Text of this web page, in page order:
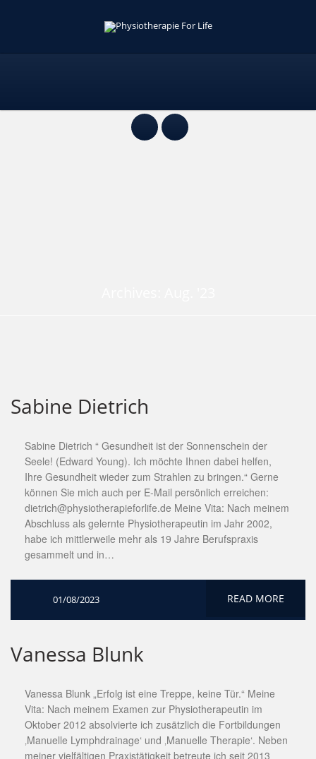
Sabine Dietrich
Sabine Dietrich “ Gesundheit ist der Sonnenschein der
Seele! (Edward Young). Ich möchte Ihnen dabei helfen,
Ihre Gesundheit wieder zum Strahlen zu bringen.“ Gerne
können Sie mich auch per E-Mail persönlich erreichen:
dietrich@physiotherapieforlife.de Meine Vita: Nach meinem
Abschluss als gelernte Physiotherapeutin im Jahr 2002,
habe ich mittlerweile mehr als 19 Jahre Berufspraxis
gesammelt und in…
READ MORE
01/08/2023
Vanessa Blunk
Vanessa Blunk „Erfolg ist eine Treppe, keine Tür.“ Meine
Vita: Nach meinem Examen zur Physiotherapeutin im
Oktober 2012 absolvierte ich zusätzlich die Fortbildungen
‚Manuelle Lymphdrainage‘ und ‚Manuelle Therapie‘. Neben
meiner vielfältigen Praxistätigkeit betreute ich seit 2013